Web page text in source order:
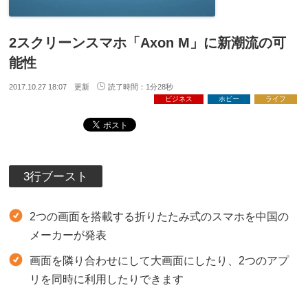
2スクリーンスマホ「Axon M」に新潮流の可
能性
2017.10.27 18:07 更新 読了時間：1分28秒
ビジネス ホビー ライフ
3行ブースト
2つの画面を搭載する折りたたみ式のスマホを中国の
メーカーが発表
画面を隣り合わせにして大画面にしたり、2つのアプ
リを同時に利用したりできます